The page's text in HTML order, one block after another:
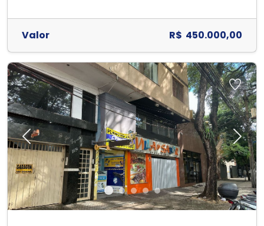
Valor R$ 450.000,00
Previous Next